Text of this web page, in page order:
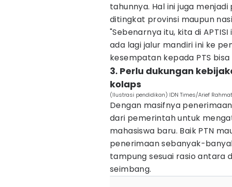
tahunnya. Hal ini juga
ditingkat provinsi maupun
"Sebenarnya itu, kita di
ada lagi jalur mandiri ini ke
kesempatan kepada PTS
3. Perlu dukungan
kolaps
(Ilustrasi pendidikan) IDN Times/Arief Rahmat
Dengan masifnya
dari pemerintah untuk
mahasiswa baru. Baik PTN
penerimaan sebanyak-
tampung sesuai rasio antara
seimbang.